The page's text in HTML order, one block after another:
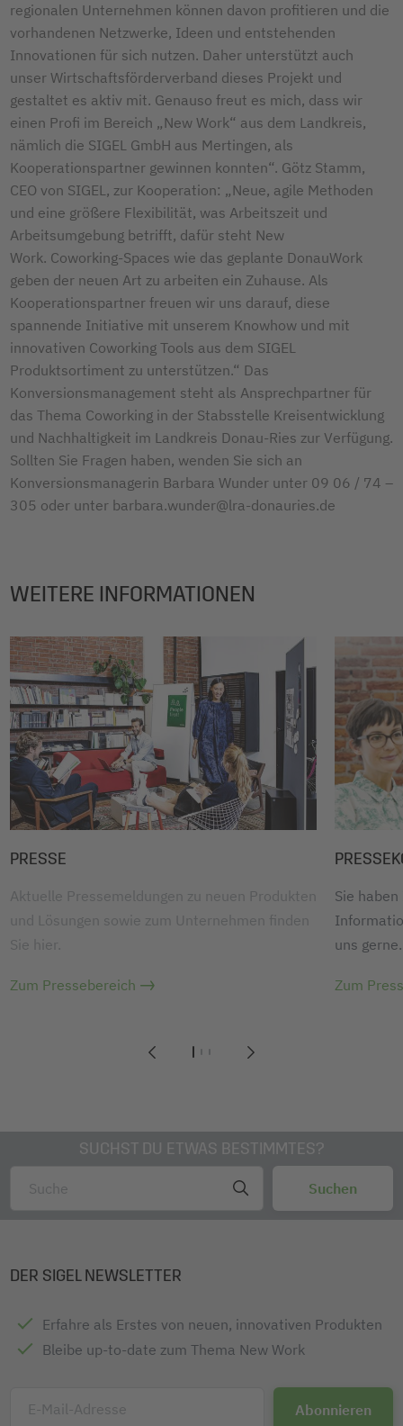
regionalen Unternehmen können davon profitieren und die
vorhandenen Netzwerke, Ideen und entstehenden
Innovationen für sich nutzen. Daher unterstützt auch
unser Wirtschaftsförderverband dieses Projekt und
gestaltet es aktiv mit. Genauso freut es mich, dass wir
einen Profi im Bereich „New Work“ aus dem Landkreis,
nämlich die SIGEL GmbH aus Mertingen, als
Kooperationspartner gewinnen konnten“. Götz Stamm,
CEO von SIGEL, zur Kooperation: „Neue, agile Methoden
und eine größere Flexibilität, was Arbeitszeit und
Arbeitsumgebung betrifft, dafür steht New
Work. Coworking-Spaces wie das geplante DonauWork
geben der neuen Art zu arbeiten ein Zuhause. Als
Kooperationspartner freuen wir uns darauf, diese
spannende Initiative mit unserem Knowhow und mit
innovativen Coworking Tools aus dem SIGEL
Produktsortiment zu unterstützen.“ Das
Konversionsmanagement steht als Ansprechpartner für
das Thema Coworking in der Stabsstelle Kreisentwicklung
und Nachhaltigkeit im Landkreis Donau-Ries zur Verfügung.
Sollten Sie Fragen haben, wenden Sie sich an
Konversionsmanagerin Barbara Wunder unter 09 06 / 74 –
305 oder unter barbara.wunder@lra-donauries.de
WEITERE INFORMATIONEN
123
PRESSE
Aktuelle Pressemeldungen zu neuen Produkten
und Lösungen sowie zum Unternehmen finden
Sie hier.
Zum Pressebereich
Sie
uns gerne.
Zum
SUCHST DU ETWAS BESTIMMTES?
DER SIGEL NEWSLETTER
Erfahre als Erstes von neuen, innovativen Produkten
Bleibe up-to-date zum Thema New Work
E-Mail-Adresse